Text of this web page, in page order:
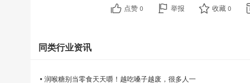
点赞 0 举报 收藏 0
同类行业资讯
• 润喉糖别当零食天天嚼！越吃嗓子越废，很多人一